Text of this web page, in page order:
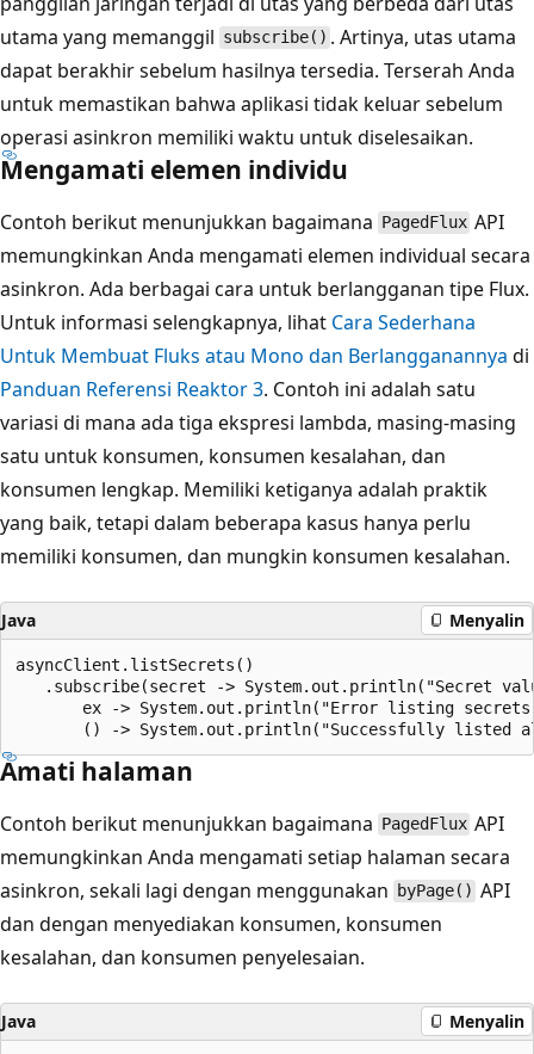
utama yang memanggil subscribe() . Artinya, utas utama
dapat berakhir sebelum hasilnya tersedia. Terserah Anda
untuk memastikan bahwa aplikasi tidak keluar sebelum
operasi asinkron memiliki waktu untuk diselesaikan.
Mengamati elemen individu
Contoh berikut menunjukkan bagaimana PagedFlux API
memungkinkan Anda mengamati elemen individual secara
asinkron. Ada berbagai cara untuk berlangganan tipe Flux.
Untuk informasi selengkapnya, lihat Cara Sederhana
Untuk Membuat Fluks atau Mono dan Berlangganannya di
Panduan Referensi Reaktor 3. Contoh ini adalah satu
variasi di mana ada tiga ekspresi lambda, masing-masing
satu untuk konsumen, konsumen kesalahan, dan
konsumen lengkap. Memiliki ketiganya adalah praktik
yang baik, tetapi dalam beberapa kasus hanya perlu
memiliki konsumen, dan mungkin konsumen kesalahan.
Java Menyalin
asyncClient.listSecrets()
.subscribe(secret -> System.out.println("Secret
ex -> System.out.println("Error listing
Amati halaman
Contoh berikut menunjukkan bagaimana PagedFlux API
memungkinkan Anda mengamati setiap halaman secara
asinkron, sekali lagi dengan menggunakan
byPage() API
dan dengan menyediakan konsumen, konsumen
kesalahan, dan konsumen penyelesaian.
Java Menyalin